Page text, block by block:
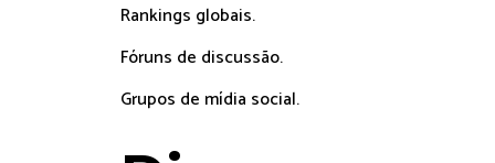
Rankings globais.
Fóruns de discussão.
Grupos de mídia social.